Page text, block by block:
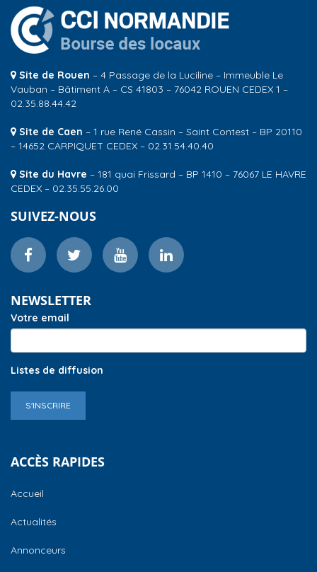
Site de Rouen – 4 Passage de la Luciline – Immeuble Le
Vauban – Bâtiment A – CS 41803 – 76042 ROUEN CEDEX 1 –
02.35.88.44.42
Site de Caen – 1 rue René Cassin – Saint Contest – BP 20110
– 14652 CARPIQUET CEDEX – 02.31.54.40.40
Site du Havre – 181 quai Frissard – BP 1410 – 76067 LE HAVRE
CEDEX – 02.35.55.26.00
SUIVEZ-NOUS
NEWSLETTER
Votre email
Listes de diffusion
S'INSCRIRE
ACCÈS RAPIDES
Accueil
Actualités
Annonceurs